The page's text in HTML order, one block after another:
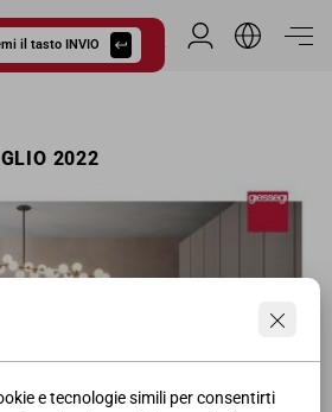
e tecnologie simili per consentirti
il tasto INVIO Area Riservata
2022